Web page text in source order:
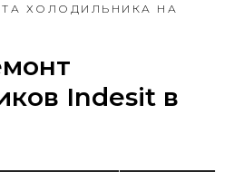
ХОЛОДИЛЬНИКА НА
Indesit в